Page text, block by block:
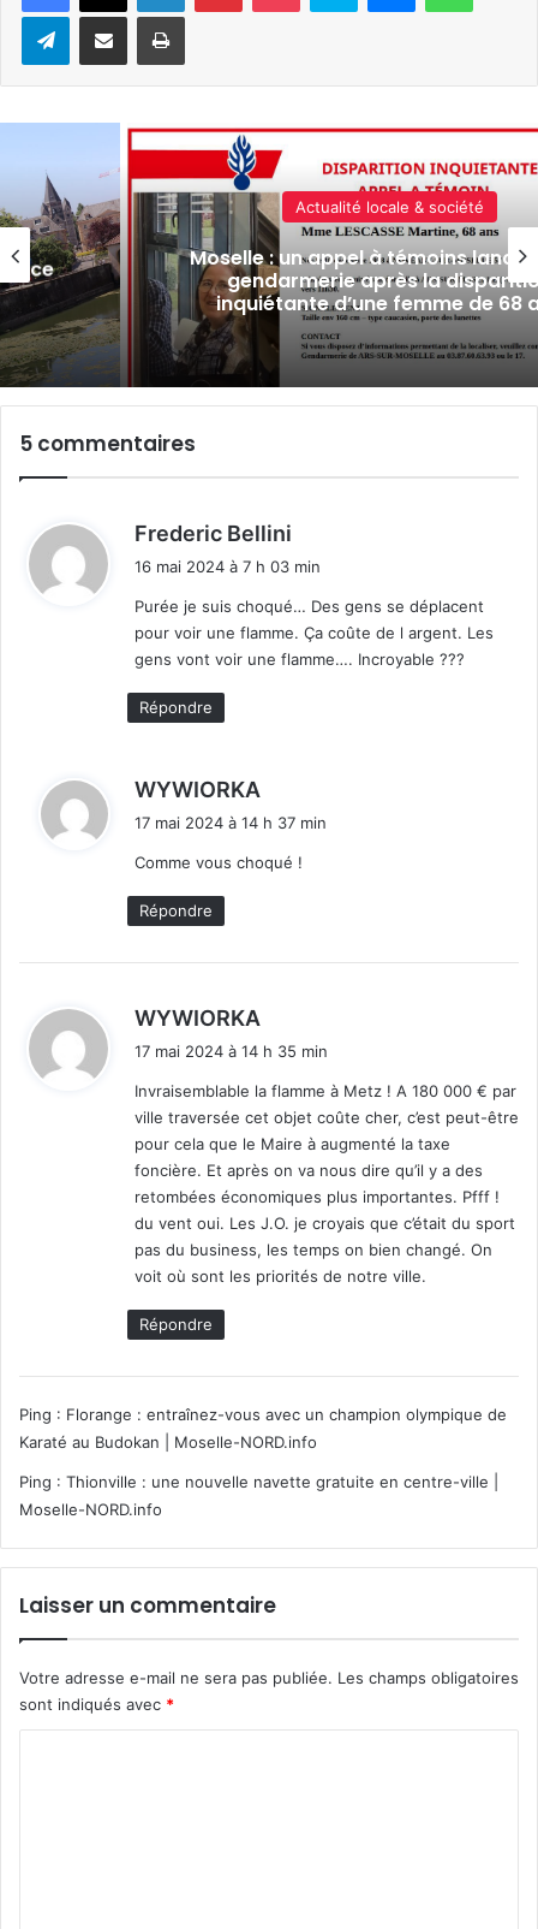
TelegramPartager par e-mail Imprimer
Actualité locale & société
Moselle : un appel à témoins lancé
gendarmerie après la
inquiétante d’une femme de 68
5 commentaires
Frederic Bellini
:
16 mai 2024 à 7 h 03 min
Purée je suis choqué… Des gens se déplacent
pour voir une flamme. Ça coûte de l argent. Les
gens vont voir une flamme…. Incroyable ???
Répondre
WYWIORKA
17 mai 2024 à 14 h 37 min
Comme vous choqué !
Répondre
WYWIORKA
:
17 mai 2024 à 14 h 35 min
Invraisemblable la flamme à Metz ! A 180 000 € par
ville traversée cet objet coûte cher, c’est peut-être
pour cela que le Maire à augmenté la taxe
foncière. Et après on va nous dire qu’il y a des
retombées économiques plus importantes. Pfff !
du vent oui. Les J.O. je croyais que c’était du sport
pas du business, les temps on bien changé. On
voit où sont les priorités de notre ville.
Répondre
Ping : Florange : entraînez-vous avec un champion olympique de
Karaté au Budokan | Moselle-NORD.info
Ping : Thionville : une nouvelle navette gratuite en centre-ville |
Moselle-NORD.info
Laisser un commentaire
Votre adresse e-mail ne sera pas publiée. Les champs obligatoires
sont indiqués avec *